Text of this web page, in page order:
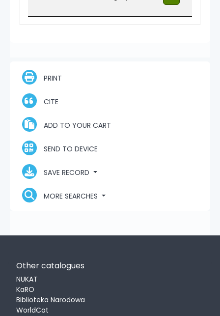
PRINT
CITE
ADD TO YOUR CART
SEND TO DEVICE
SAVE RECORD
MORE SEARCHES
Other catalogues
NUKAT
KaRO
Biblioteka Narodowa
WorldCat